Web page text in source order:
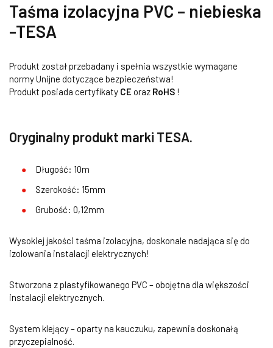
Taśma izolacyjna PVC – niebieska
-TESA
Produkt został przebadany i spełnia wszystkie wymagane
normy Unijne dotyczące bezpieczeństwa!
Produkt posiada certyfikaty CEoraz RoHS !
Oryginalny produkt marki TESA.
Długość: 10m
Szerokość: 15mm
Grubość: 0,12mm
Wysokiej jakości taśma izolacyjna, doskonale nadająca się do
izolowania instalacji elektrycznych!
Stworzona z plastyfikowanego PVC – obojętna dla większości
instalacji elektrycznych.
System klejący – oparty na kauczuku, zapewnia doskonałą
przyczepialność.